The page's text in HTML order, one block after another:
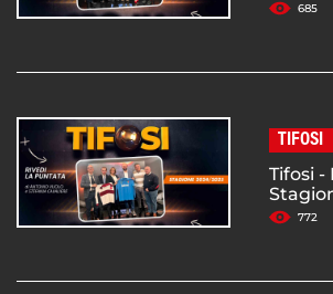
685
TIFOSI
Tifosi -
772